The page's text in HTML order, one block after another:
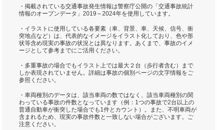
・掲載されている交通事故発生情報は警察庁公開の「交通事故統計
情報のオープンデータ」2019～2024年を使用しています。
・イラストに使用している各要素（車、背景、車、天候、信号、衝
突地点など）は、代表的なイメージをイラスト化しており、色や形
状等含め現実の事故の状況とは異なります。あくまで、事故のイメ
ージとして参考までにご活用ください。
・多重事故の場合でもイラスト上では最大２台（歩行者含む）まで
しか表現されていません。詳細は事故の個別ページの文字情報をご
参照ください。
・車両種別のデータは、該当車両の数ではなく、該当車両種別の関
わっている事故の件数となっています（例：1つの事故で2台以上の
普通自動車が衝突した場合でも1件とカウント）。また、不明車両が
含まれるため、現実の事故件数と一致しない場合がございます。ご
注意ください。